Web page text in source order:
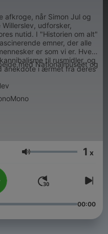
afkroge, når Simon Jul og
udforsker,
nutid. I "Historien om alt"
emner, der alle
er som vi er. Hver
til rusmidler, og
anekdote i ærmet fra deres
med Nationalmuseet og
Volume 1 x
00:00